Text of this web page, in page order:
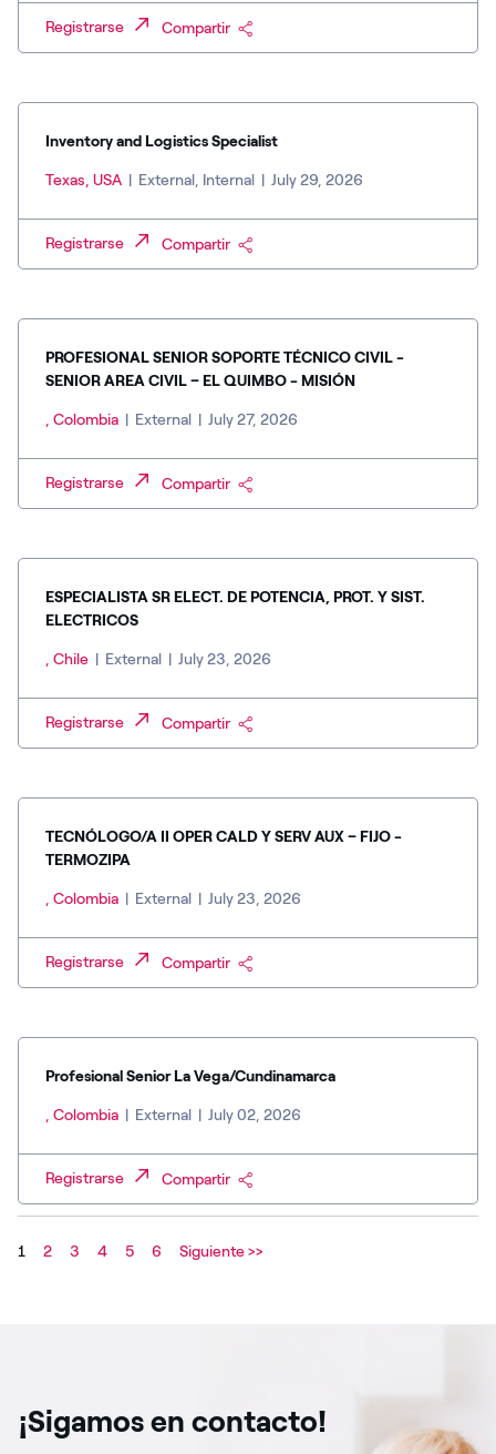
Registrarse Compartir
Inventory and Logistics Specialist
Texas, USA | External, Internal | July 29, 2026
Registrarse Compartir
PROFESIONAL SENIOR SOPORTE TÉCNICO CIVIL -
SENIOR AREA CIVIL – EL QUIMBO - MISIÓN
, Colombia | External | July 27, 2026
Registrarse Compartir
ESPECIALISTA SR ELECT. DE POTENCIA, PROT. Y SIST.
ELECTRICOS
, Chile | External | July 23, 2026
Registrarse Compartir
TECNÓLOGO/A II OPER CALD Y SERV AUX – FIJO -
TERMOZIPA
, Colombia | External | July 23, 2026
Registrarse Compartir
Profesional Senior La Vega/Cundinamarca
, Colombia | External | July 02, 2026
Registrarse Compartir
1 2 3 4 5 6 Siguiente >>
¡Sigamos en contacto!